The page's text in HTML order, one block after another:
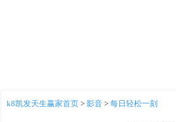
k8凯发天生赢家首页 > 影音 > 每日轻松一刻